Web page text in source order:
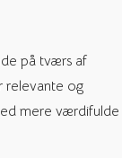
på tværs af
relevante og
mere værdifulde